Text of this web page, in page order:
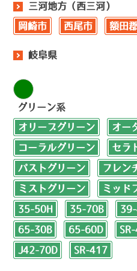
三河地方（西三河）
岡崎市 西尾市 額田
岐阜県
グリーン系
オリーブグリーン オー
コーラルグリーン セラ
パストグリーン フレン
ミストグリーン ミッド
35-50H 35-70B 39-
65-30B 65-60D
J42-70D SR-417